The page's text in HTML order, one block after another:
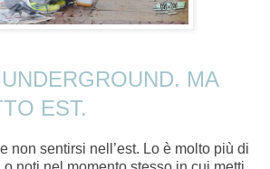
MA
EST.
non sentirsi nell’est. Lo è molto più di